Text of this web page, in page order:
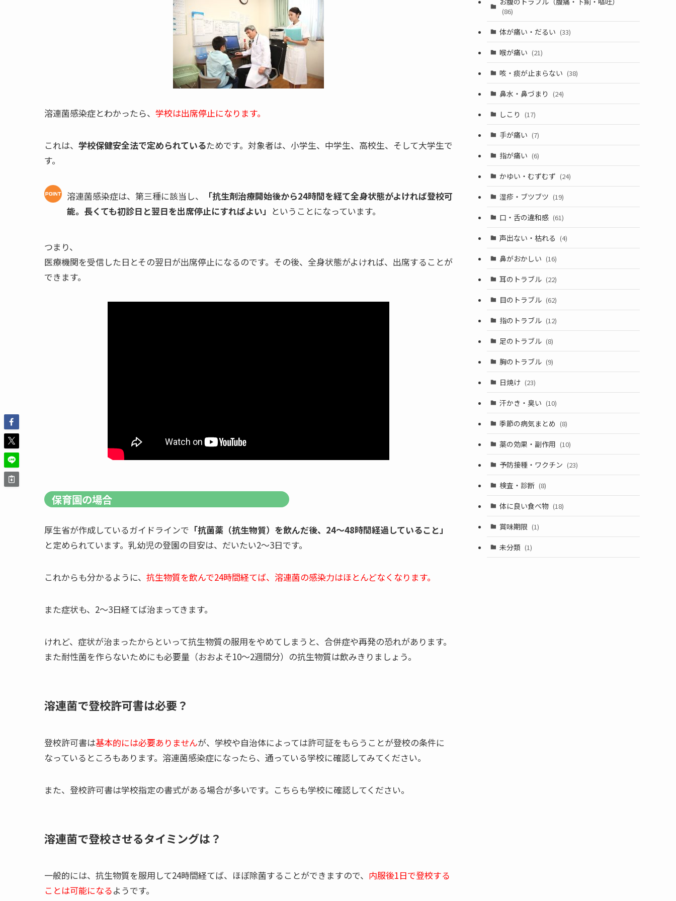
溶連菌感染症とわかったら、 学校は出席停止になります。
これは、 学校保健安全法で定められているためです。対象者は、小学生、中学生、高校生、そして大学生で
す。
溶連菌感染症は、第三種に該当し、
「抗生剤治療開始後から24時間を経て全身状態がよければ登校可
能。長くても初診日と翌日を出席停止にすればよい」 ということになっています。
つまり、
医療機関を受信した日とその翌日が出席停止になるのです。その後、全身状態がよければ、出席することが
できます。
保育園の場合
厚生省が作成しているガイドラインで 「抗菌薬（抗生物質）を飲んだ後、24～48時間経過していること」
と定められています。乳幼児の登園の目安は、だいたい2～3日です。
これからも分かるように、 抗生物質を飲んで24時間経てば、溶連菌の感染力はほとんどなくなります。
また症状も、2～3日経てば治まってきます。
けれど、症状が治まったからといって抗生物質の服用をやめてしまうと、合併症や再発の恐れがあります。
また耐性菌を作らないためにも必要量（おおよそ10～2週間分）の抗生物質は飲みきりましょう。
溶連菌で登校許可書は必要？
登校許可書は基本的には必要ありませんが、学校や自治体によっては許可証をもらうことが登校の条件に
なっているところもあります。溶連菌感染症になったら、通っている学校に確認してみてください。
また、登校許可書は学校指定の書式がある場合が多いです。こちらも学校に確認してください。
溶連菌で登校させるタイミングは？
一般的には、抗生物質を服用して24時間経てば、ほぼ除菌することができますので、 内服後1日で登校する
ことは可能になるようです。
(86)
体が痛い・だるい (33)
喉が痛い (21)
咳・痰が止まらない (38)
鼻水・鼻づまり (24)
しこり (17)
手が痛い (7)
指が痛い (6)
かゆい・むずむず (24)
湿疹・ブツブツ (19)
口・舌の違和感 (61)
声出ない・枯れる (4)
鼻がおかしい (16)
耳のトラブル (22)
目のトラブル (62)
指のトラブル (12)
足のトラブル (8)
胸のトラブル (9)
日焼け (23)
汗かき・臭い (10)
季節の病気まとめ (8)
薬の効果・副作用 (10)
予防接種・ワクチン (23)
検査・診断 (8)
体に良い食べ物 (18)
賞味期限 (1)
未分類 (1)